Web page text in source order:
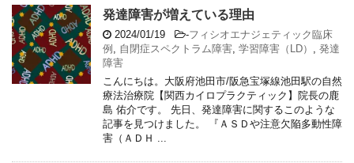
発達障害が増えている理由
2024/01/19 -フィシオエナジェティック臨床
例 , 自閉症スペクトラム障害, 学習障害（LD） , 発達
障害
こんにちは。大阪府池田市/阪急宝塚線池田駅の自然
療法治療院【関西カイロプラクティック】院長の鹿
島 佑介です。 先日、発達障害に関するこのような
記事を見つけました。 『ＡＳＤや注意欠陥多動性障
害（ＡＤＨ ...